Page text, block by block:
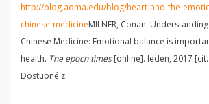
http://blog.aoma.edu/blog/heart-and-the-
chinese-medicineMILNER, Conan.
Chinese Medicine: Emotional balance is
health. The epoch times[online]. leden, 2017
Dostupné z: